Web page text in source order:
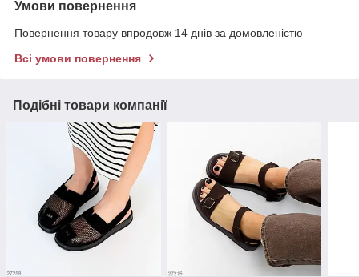
Умови повернення
Повернення товару впродовж 14 днів за домовленістю
Всі умови повернення
Подібні товари компанії